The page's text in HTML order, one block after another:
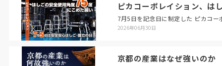
ピカコーポレイション、は
7月5日を記念日に制定した ピカコ
2026年06月30日
京都の産業はなぜ強いのか